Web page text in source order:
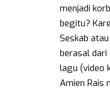
menjadi
begitu?
Seskab
berasal dari
lagu (video
Amien Rais